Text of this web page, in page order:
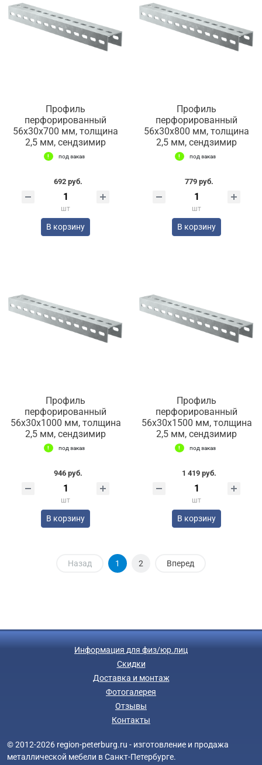
Профиль
перфорированный
56х30х700 мм, толщина
2,5 мм, сендзимир
под заказ
692 руб.
шт
В корзину
Профиль
перфорированный
56х30х800 мм, толщина
2,5 мм, сендзимир
под заказ
779 руб.
шт
В корзину
Профиль
перфорированный
56х30х1000 мм, толщина
2,5 мм, сендзимир
под заказ
946 руб.
шт
В корзину
Профиль
перфорированный
56х30х1500 мм, толщина
2,5 мм, сендзимир
под заказ
1 419 руб.
шт
В корзину
Назад 1 2 Вперед
Информация для физ/юр.лиц
Скидки
Доставка и монтаж
Фотогалерея
Отзывы
Контакты
© 2012-2026 region-peterburg.ru - изготовление и продажа
металлической мебели в Санкт-Петербурге.